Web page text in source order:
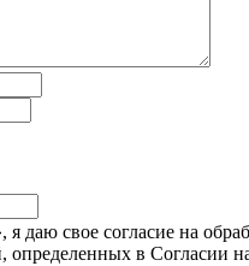
даю свое согласие на
определенных в Согласии